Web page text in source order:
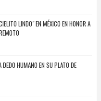
LINDO" EN MÉXICO EN HONOR A
DEDO HUMANO EN SU PLATO DE